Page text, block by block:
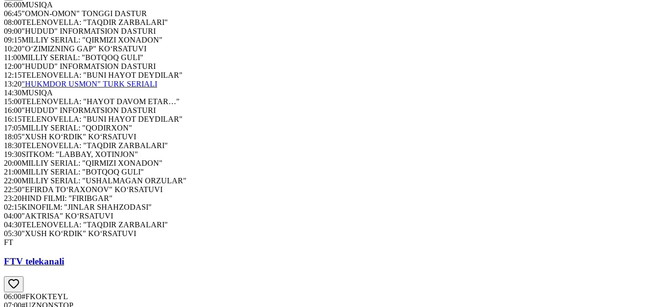
06:00MUSIQA
06:45"OMON-OMON" TONGGI DASTUR
08:00TELENOVELLA: "TAQDIR ZARBALARI"
09:00"HUDUD" INFORMATSION DASTURI
09:15MILLIY SERIAL: "QIRMIZI XONADON"
10:20"O‘ZIMIZNING GAP" KO‘RSATUVI
11:00MILLIY SERIAL: "BOTQOQ GULI"
12:00"HUDUD" INFORMATSION DASTURI
12:15TELENOVELLA: "BUNI HAYOT DEYDILAR"
13:20"HUKMDOR USMON" TURK SERIALI
14:30MUSIQA
15:00TELENOVELLA: "HAYOT DAVOM ETAR…"
16:00"HUDUD" INFORMATSION DASTURI
16:15TELENOVELLA: "BUNI HAYOT DEYDILAR"
17:05MILLIY SERIAL: "QODIRXON"
18:05"XUSH KO‘RDIK" KO‘RSATUVI
18:30TELENOVELLA: "TAQDIR ZARBALARI"
19:30SITKOM: "LABBAY, XOTINJON"
20:00MILLIY SERIAL: "QIRMIZI XONADON"
21:00MILLIY SERIAL: "BOTQOQ GULI"
22:00MILLIY SERIAL: "USHALMAGAN ORZULAR"
22:50"EFIRDA TO‘RAXONOV" KO‘RSATUVI
23:20HIND FILMI: "FIRIBGAR"
02:15KINOFILM: "JINLAR SHAHZODASI"
04:00"AKTRISA" KO‘RSATUVI
04:30TELENOVELLA: "TAQDIR ZARBALARI"
05:30"XUSH KO‘RDIK" KO‘RSATUVI
FT
FTV telekanali
06:00#FKOKTEYL
07:00#UZNONSTOP